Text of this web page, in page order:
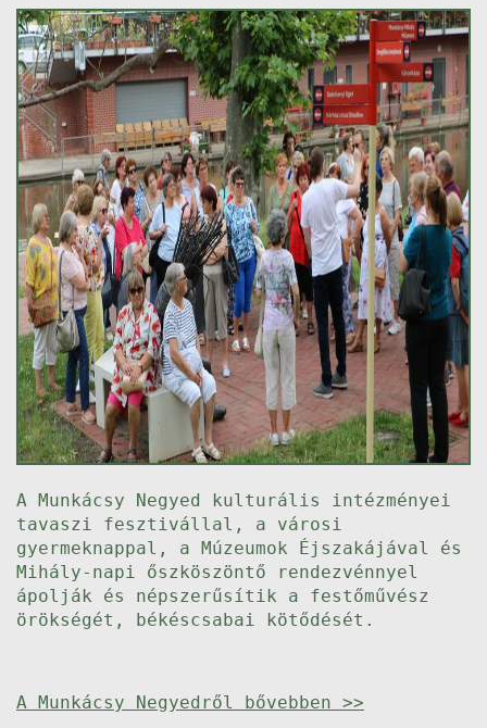
A Munkácsy Negyed kulturális intézményei
tavaszi fesztivállal, a városi
gyermeknappal, a Múzeumok Éjszakájával és
Mihály-napi őszköszöntő rendezvénnyel
ápolják és népszerűsítik a festőművész
örökségét, békéscsabai kötődését.
A Munkácsy Negyedről bővebben >>